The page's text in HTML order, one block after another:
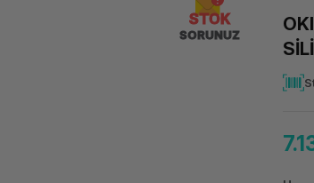
STOK
SORUNUZ